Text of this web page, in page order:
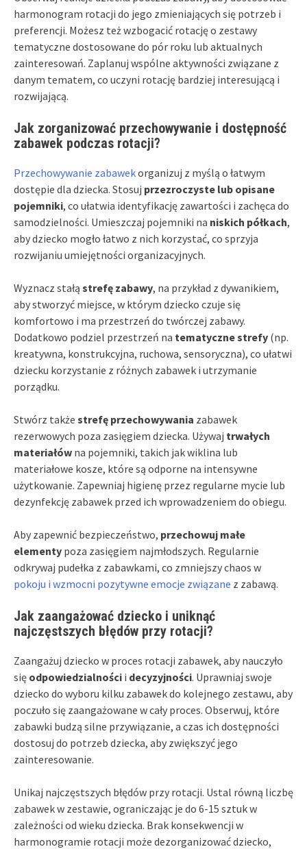
harmonogram rotacji do jego zmieniających się potrzeb i
preferencji. Możesz też wzbogacić rotację o zestawy
tematyczne dostosowane do pór roku lub aktualnych
zainteresowań. Zaplanuj wspólne aktywności związane z
danym tematem, co uczyni rotację bardziej interesującą i
rozwijającą.
Jak zorganizować przechowywanie i dostępność
zabawek podczas rotacji?
Przechowywanie zabawekorganizuj z myślą o łatwym
dostępie dla dziecka. Stosuj przezroczyste lub opisane
pojemniki, co ułatwia identyfikację zawartości i zachęca do
samodzielności. Umieszczaj pojemniki na niskich półkach,
aby dziecko mogło łatwo z nich korzystać, co sprzyja
rozwijaniu umiejętności organizacyjnych.
Wyznacz stałą strefę zabawy, na przykład z dywanikiem,
aby stworzyć miejsce, w którym dziecko czuje się
komfortowo i ma przestrzeń do twórczej zabawy.
Dodatkowo podziel przestrzeń na tematyczne strefy (np.
kreatywna, konstrukcyjna, ruchowa, sensoryczna), co ułatwi
dziecku korzystanie z różnych zabawek i utrzymanie
porządku.
Stwórz także strefę przechowywania zabawek
rezerwowych poza zasięgiem dziecka. Używaj trwałych
materiałów na pojemniki, takich jak wiklina lub
materiałowe kosze, które są odporne na intensywne
użytkowanie. Zapewniaj higienę przez regularne mycie lub
dezynfekcję zabawek przed ich wprowadzeniem do obiegu.
Aby zapewnić bezpieczeństwo, przechowuj małe
elementy poza zasięgiem najmłodszych. Regularnie
odkrywaj pudełka z zabawkami, co zmniejszy chaos w
pokoju i wzmocni pozytywne emocje związane z zabawą.
Jak zaangażować dziecko i uniknąć
najczęstszych błędów przy rotacji?
Zaangażuj dziecko w proces rotacji zabawek, aby nauczyło
się odpowiedzialności i decyzyjności. Uprawniaj swoje
dziecko do wyboru kilku zabawek do kolejnego zestawu, aby
poczuło się zaangażowane w cały proces. Obserwuj, które
zabawki budzą silne przywiązanie, a czas ich dostępności
dostosuj do potrzeb dziecka, aby zwiększyć jego
zainteresowanie.
Unikaj najczęstszych błędów przy rotacji. Ustal równą liczbę
zabawek w zestawie, ograniczając je do 6-15 sztuk w
zależności od wieku dziecka. Brak konsekwencji w
harmonogramie rotacji może dezorganizować dziecko,